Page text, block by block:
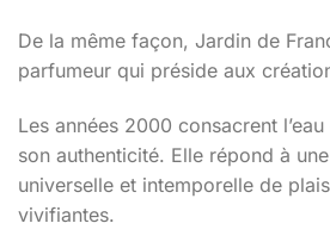
De la même façon, Jardin de
parfumeur qui préside aux
Les années 2000 consacrent
son authenticité. Elle répond à
universelle et intemporelle de
vivifiantes.